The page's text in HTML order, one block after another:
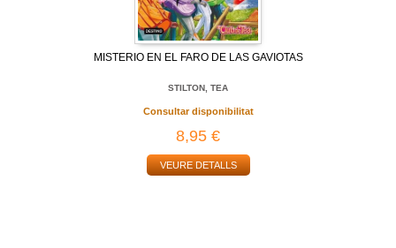
MISTERIO EN EL FARO DE LAS GAVIOTAS
STILTON, TEA
Consultar disponibilitat
8,95 €
VEURE DETALLS